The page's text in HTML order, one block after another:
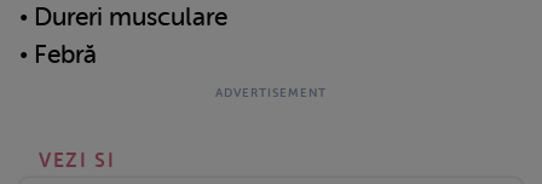
• Dureri musculare
• Febră
VEZI SI